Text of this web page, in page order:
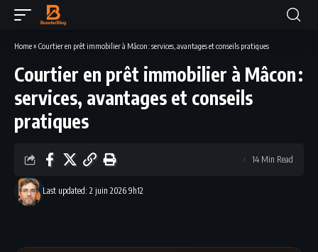
Home» Courtier en prêt immobilier à Mâcon : services, avantages et conseils pratiques
Courtier en prêt immobilier à Mâcon :
services, avantages et conseils
pratiques
Last updated: 2 juin 2026 9h12
14 Min Read